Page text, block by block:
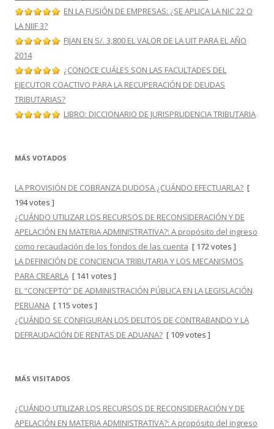
EN LA FUSIÓN DE EMPRESAS: ¿SE APLICA LA NIC 22 O
LA NIIF 3?
FIJAN EN S/. 3,800 EL VALOR DE LA UIT PARA EL AÑO
2014
¿CONOCE CUÁLES SON LAS FACULTADES DEL
EJECUTOR COACTIVO PARA LA RECUPERACIÓN DE DEUDAS
TRIBUTARIAS?
LIBRO: DICCIONARIO DE JURISPRUDENCIA TRIBUTARIA
MÁS VOTADOS
LA PROVISIÓN DE COBRANZA DUDOSA ¿CUÁNDO EFECTUARLA? [
194 votes ]
¿CUÁNDO UTILIZAR LOS RECURSOS DE RECONSIDERACIÓN Y DE
APELACIÓN EN MATERIA ADMINISTRATIVA?: A propósito del ingreso
como recaudación de los fondos de las cuenta [ 172 votes ]
LA DEFINICIÓN DE CONCIENCIA TRIBUTARIA Y LOS MECANISMOS
PARA CREARLA [ 141 votes ]
EL “CONCEPTO” DE ADMINISTRACIÓN PÚBLICA EN LA LEGISLACIÓN
PERUANA [ 115 votes ]
¿CUÁNDO SE CONFIGURAN LOS DELITOS DE CONTRABANDO Y LA
DEFRAUDACIÓN DE RENTAS DE ADUANA? [ 109 votes ]
MÁS VISITADOS
¿CUÁNDO UTILIZAR LOS RECURSOS DE RECONSIDERACIÓN Y DE
APELACIÓN EN MATERIA ADMINISTRATIVA?: A propósito del ingreso